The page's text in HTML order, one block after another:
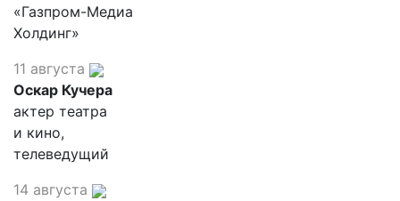
«Газпром-Медиа
Холдинг»
11 августа
Оскар Кучера
актер театра
и кино,
телеведущий
14 августа